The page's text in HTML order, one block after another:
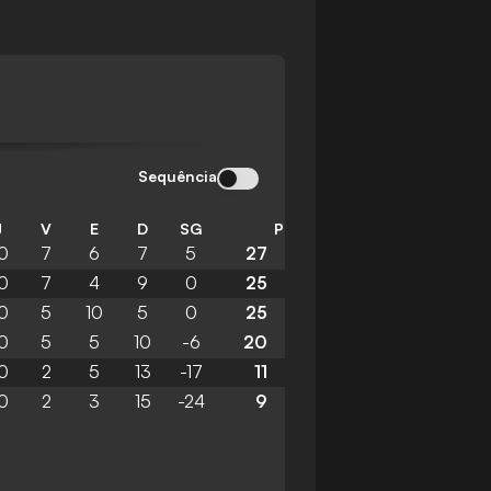
Sequência
V E D SG P
7 6 7 5 27
7 4 9 0 25
5 10 5 0 25
5 5 10 -6 20
2 5 13 -17 11
2 3 15 -24 9